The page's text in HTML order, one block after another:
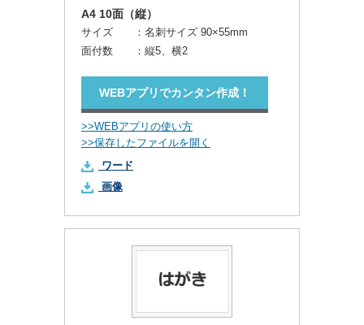
A4 10面（縦）
サイズ ： 名刺サイズ 90×55mm
面付数 ： 縦5、横2
WEBアプリでカンタン作成！
>>WEBアプリの使い方
>>保存したファイルを開く
ワード
画像